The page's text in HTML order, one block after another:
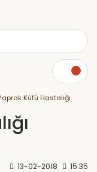
Küfü Hastalığı
13-02-2018 15:35